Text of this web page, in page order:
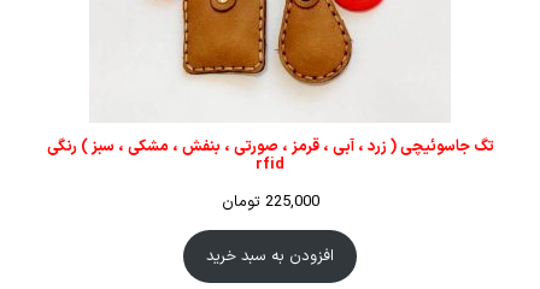
تگ جاسوئیچی ( زرد ، آبی ، قرمز ، صورتی ، بنفش ، مشکی ، سبز ) رنگی
rfid
225,000 تومان
افزودن به سبد خرید